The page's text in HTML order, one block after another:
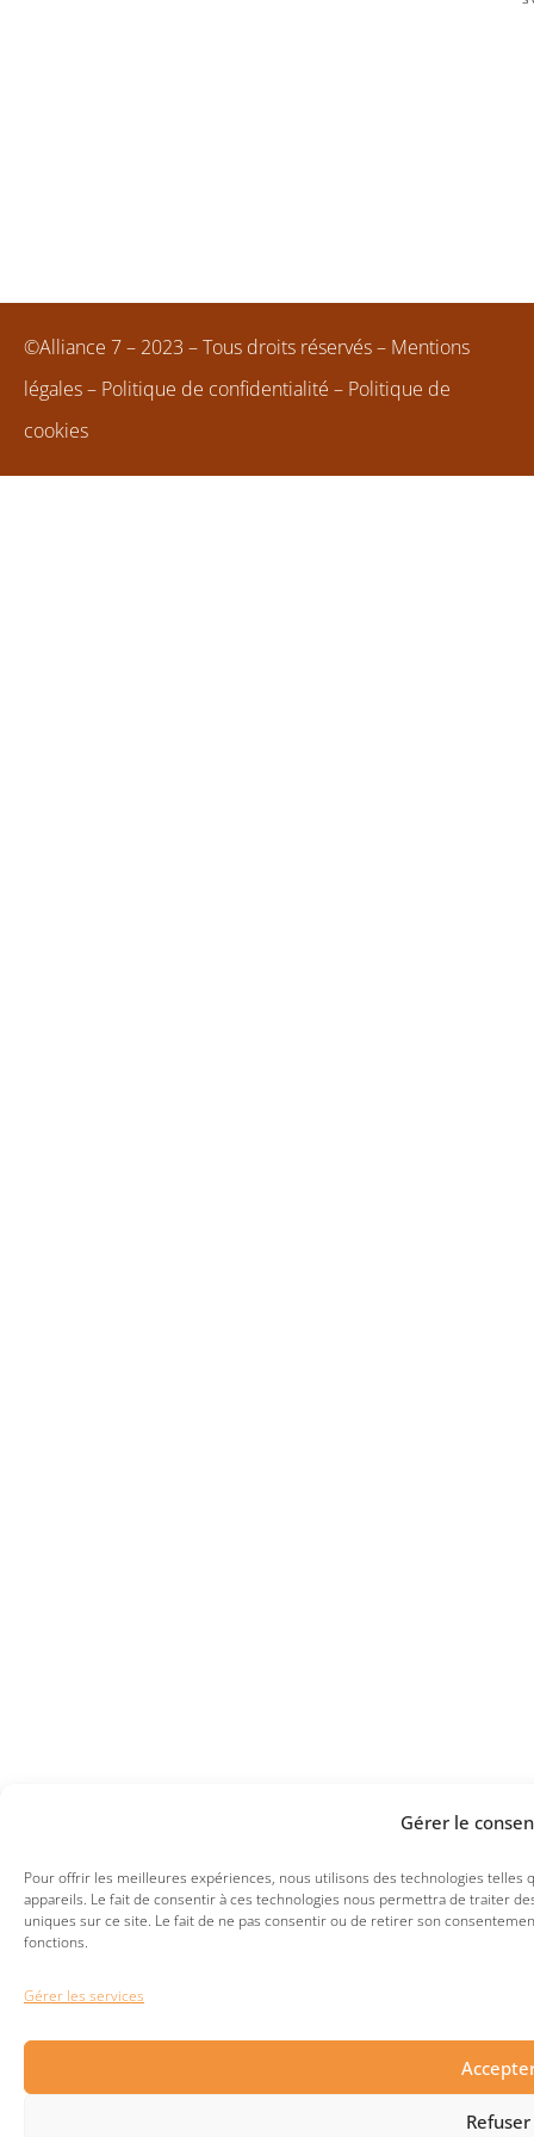
Gérer le
Pour offrir les meilleures expériences, nous utilisons des technologies
appareils. Le fait de consentir à ces technologies nous permettra de traiter
uniques sur ce site. Le fait de ne pas consentir ou de retirer son
fonctions.
Gérer les services
Refuser
©Alliance 7 – 2023 – Tous droits réservés – Mentions
légales– Politique de confidentialité – Politique de
cookies